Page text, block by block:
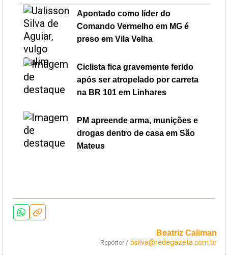
Apontado como líder do
Comando Vermelho em MG é
preso em Vila Velha
Ciclista fica gravemente ferido
após ser atropelado por carreta
na BR 101 em Linhares
PM apreende arma, munições e
drogas dentro de casa em São
Mateus
Beatriz Caliman
Repórter / bsilva@redegazeta.com.br